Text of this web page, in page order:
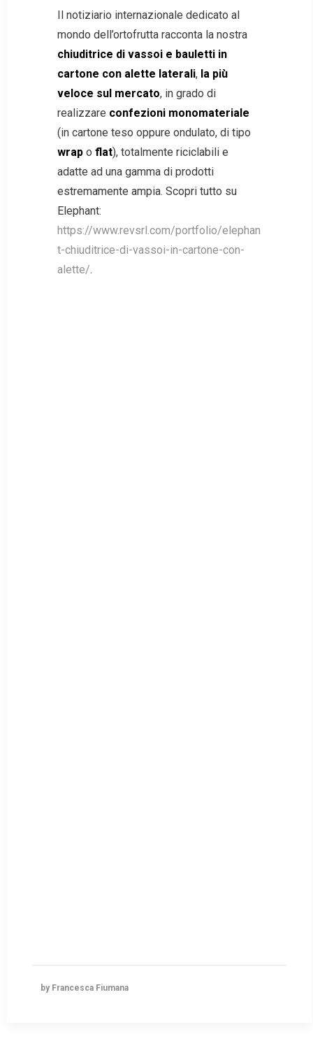
Il notiziario internazionale dedicato al
mondo dell’ortofrutta racconta la nostra
chiuditrice di vassoi e bauletti in
cartone con alette laterali, la più
veloce sul mercato, in grado di
realizzare confezioni monomateriale
(in cartone teso oppure ondulato, di tipo
wrap o flat), totalmente riciclabili e
adatte ad una gamma di prodotti
estremamente ampia. Scopri tutto su
Elephant:
https://www.revsrl.com/portfolio/elephan
t-chiuditrice-di-vassoi-in-cartone-con-
alette/.
by Francesca Fiumana